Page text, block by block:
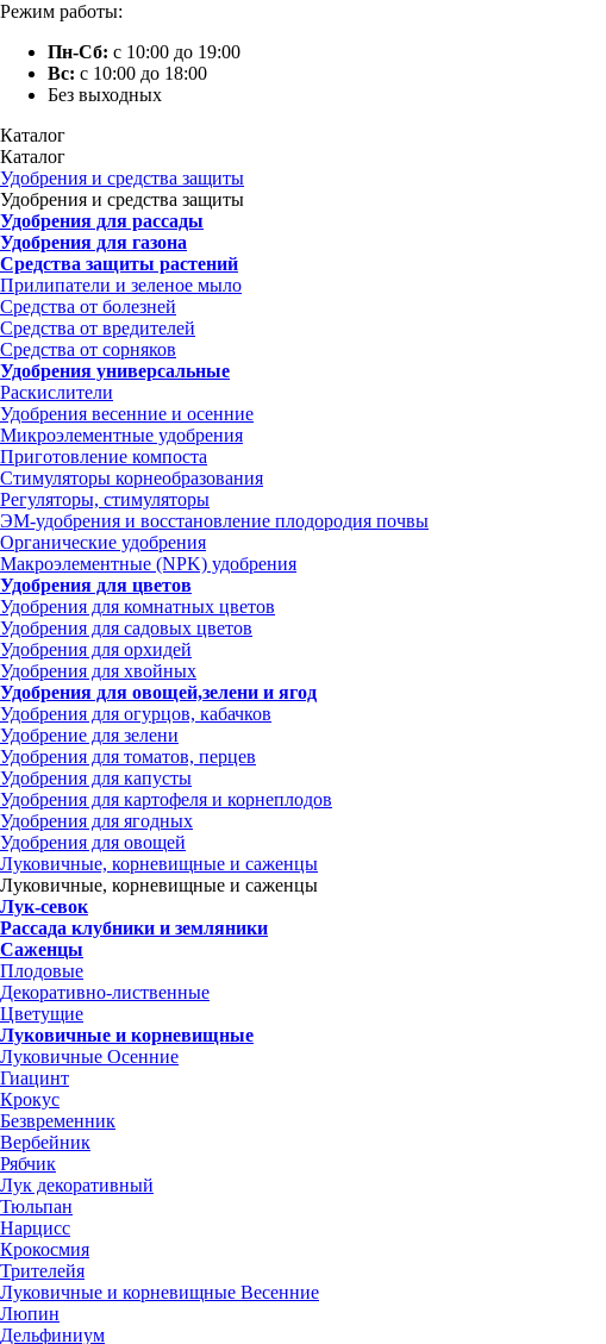
Режим работы:
Пн-Сб: с 10:00 до 19:00
Вс: с 10:00 до 18:00
Без выходных
Каталог
Каталог
Удобрения и средства защиты
Удобрения и средства защиты
Удобрения для рассады
Удобрения для газона
Средства защиты растений
Прилипатели и зеленое мыло
Средства от болезней
Средства от вредителей
Средства от сорняков
Удобрения универсальные
Раскислители
Удобрения весенние и осенние
Микроэлементные удобрения
Приготовление компоста
Стимуляторы корнеобразования
Регуляторы, стимуляторы
ЭМ-удобрения и восстановление плодородия почвы
Органические удобрения
Макроэлементные (NPK) удобрения
Удобрения для цветов
Удобрения для комнатных цветов
Удобрения для садовых цветов
Удобрения для орхидей
Удобрения для хвойных
Удобрения для овощей,зелени и ягод
Удобрения для огурцов, кабачков
Удобрение для зелени
Удобрения для томатов, перцев
Удобрения для капусты
Удобрения для картофеля и корнеплодов
Удобрения для ягодных
Удобрения для овощей
Луковичные, корневищные и саженцы
Луковичные, корневищные и саженцы
Лук-севок
Рассада клубники и земляники
Саженцы
Плодовые
Декоративно-лиственные
Цветущие
Луковичные и корневищные
Луковичные Осенние
Гиацинт
Крокус
Безвременник
Вербейник
Рябчик
Лук декоративный
Тюльпан
Нарцисс
Крокосмия
Трителейя
Луковичные и корневищные Весенние
Люпин
Дельфиниум